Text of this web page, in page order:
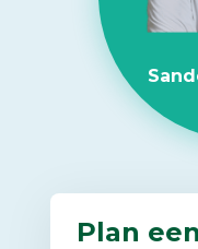
Plan